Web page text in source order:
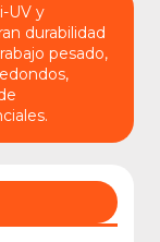
UV y
durabilidad
pesado,